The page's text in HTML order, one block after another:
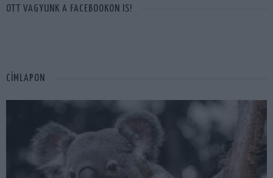
OTT VAGYUNK A FACEBOOKON IS!
CÍMLAPON